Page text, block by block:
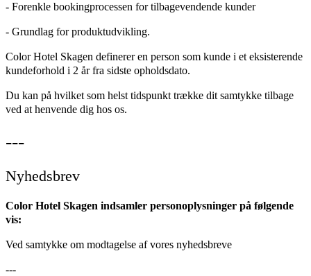
- Forenkle bookingprocessen for tilbagevendende kunder
- Grundlag for produktudvikling.
Color Hotel Skagen definerer en person som kunde i et eksisterende
kundeforhold i 2 år fra sidste opholdsdato.
Du kan på hvilket som helst tidspunkt trække dit samtykke tilbage
ved at henvende dig hos os.
---
Nyhedsbrev
Color Hotel Skagen indsamler personoplysninger på følgende
vis:
Ved samtykke om modtagelse af vores nyhedsbreve
---